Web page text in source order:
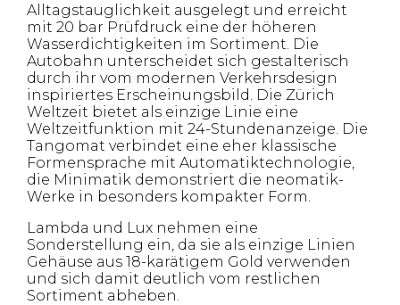
Alltagstauglichkeit ausgelegt und erreicht
mit 20 bar Prüfdruck eine der höheren
Wasserdichtigkeiten im Sortiment. Die
Autobahn unterscheidet sich gestalterisch
durch ihr vom modernen Verkehrsdesign
inspiriertes Erscheinungsbild. Die Zürich
Weltzeit bietet als einzige Linie eine
Weltzeitfunktion mit 24-Stundenanzeige. Die
Tangomat verbindet eine eher klassische
Formensprache mit Automatiktechnologie,
die Minimatik demonstriert die neomatik-
Werke in besonders kompakter Form.
Lambda und Lux nehmen eine
Sonderstellung ein, da sie als einzige Linien
Gehäuse aus 18-karätigem Gold verwenden
und sich damit deutlich vom restlichen
Sortiment abheben.